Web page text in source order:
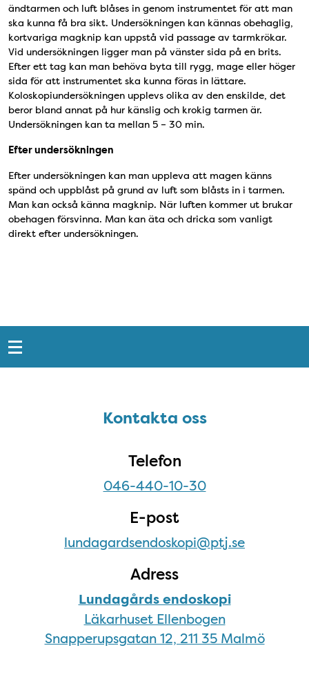
ändtarmen och luft blåses in genom instrumentet för att man
ska kunna få bra sikt. Undersökningen kan kännas obehaglig,
kortvariga magknip kan uppstå vid passage av tarmkrökar.
Vid undersökningen ligger man på vänster sida på en brits.
Efter ett tag kan man behöva byta till rygg, mage eller höger
sida för att instrumentet ska kunna föras in lättare.
Koloskopiundersökningen upplevs olika av den enskilde, det
beror bland annat på hur känslig och krokig tarmen är.
Undersökningen kan ta mellan 5 – 30 min.
Efter undersökningen
Efter undersökningen kan man uppleva att magen känns
spänd och uppblåst på grund av luft som blåsts in i tarmen.
Man kan också känna magknip. När luften kommer ut brukar
obehagen försvinna. Man kan äta och dricka som vanligt
direkt efter undersökningen.
Snabblänkar
Kontakta ossKontakta oss
Telefon
046-440-10-30
E-post
lundagardsendoskopi@ptj.se
Adress
Lundagårds endoskopi
Läkarhuset Ellenbogen
Snapperupsgatan 12, 211 35 Malmö